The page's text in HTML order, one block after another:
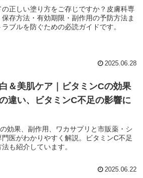
正しい塗り方をご存じですか？皮膚科専
存方法・有効期限・副作用の予防方法ま
ブルを防ぐための必読ガイドです。
2025.06.28
＆美肌ケア｜ビタミンCの効果
違い、ビタミンC不足の影響に
効果、副作用、ワカサプリと市販薬・シ
医がわかりやすく解説。ビタミンC不足
も紹介しています。
2025.06.22